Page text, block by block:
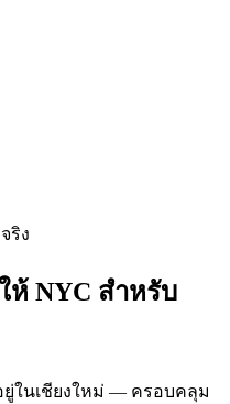
ริง
ห้ NYC สำหรับ
ยู่ในเชียงใหม่ — ครอบคลุม